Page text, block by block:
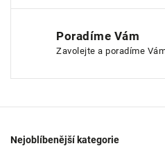
Poradíme Vám
Zavolejte a poradíme
Nejoblíbenější kategorie